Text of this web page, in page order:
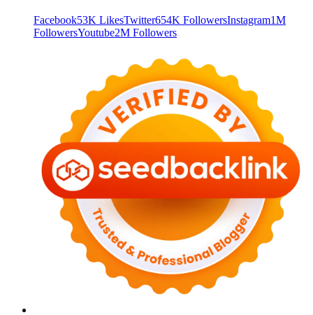
Facebook53K LikesTwitter654K FollowersInstagram1M
FollowersYoutube2M Followers